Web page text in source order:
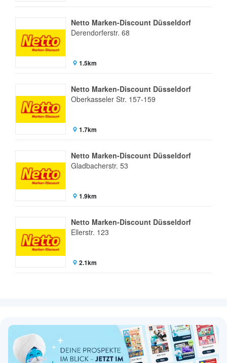
Netto Marken-Discount Düsseldorf
Derendorferstr. 68
1.5km
Netto Marken-Discount Düsseldorf
Oberkasseler Str. 157-159
1.7km
Netto Marken-Discount Düsseldorf
Gladbacherstr. 53
1.9km
Netto Marken-Discount Düsseldorf
Ellerstr. 123
2.1km